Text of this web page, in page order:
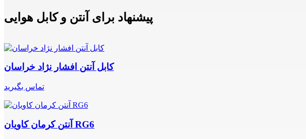
پیشنهاد برای آنتن و کابل هوایی
کابل آنتن افشار نژاد خراسان
تماس بگیرید
آنتن کرمان کاویان RG6